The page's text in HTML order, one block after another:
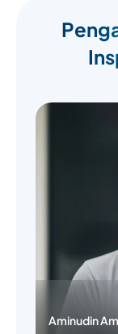
Aminudin